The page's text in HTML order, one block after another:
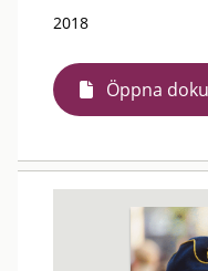
2018
Öppna